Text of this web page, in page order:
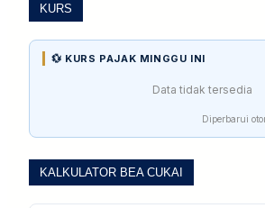
KURS
💱 KURS PAJAK MINGGU INI
Data tidak tersedia
Diperbarui
KALKULATOR BEA CUKAI